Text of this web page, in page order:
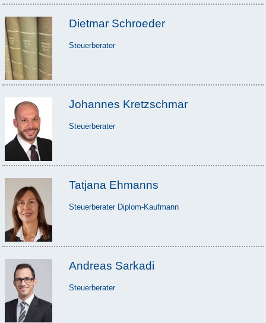
Dietmar Schroeder
Steuerberater
Johannes Kretzschmar
Steuerberater
Tatjana Ehmanns
Steuerberater Diplom-Kaufmann
Andreas Sarkadi
Steuerberater